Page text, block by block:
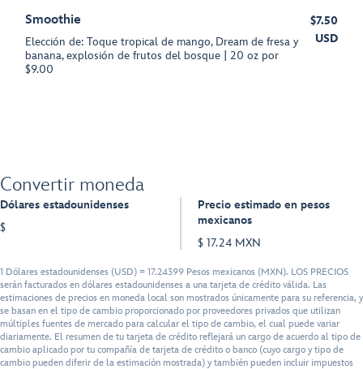
Smoothie
Elección de: Toque tropical de mango, Dream de fresa y
banana, explosión de frutos del bosque | 20 oz por
$9.00
$7.50
USD
Convertir moneda
Dólares estadounidenses
$
Precio estimado en pesos
mexicanos
$ 17.24 MXN
1 Dólares estadounidenses (USD) = 17.24399 Pesos mexicanos (MXN). LOS PRECIOS
serán facturados en dólares estadounidenses a una tarjeta de crédito válida. Las
estimaciones de precios en moneda local son mostrados únicamente para su referencia, y
se basan en el tipo de cambio proporcionado por proveedores privados que utilizan
múltiples fuentes de mercado para calcular el tipo de cambio, el cual puede variar
diariamente. El resumen de tu tarjeta de crédito reflejará un cargo de acuerdo al tipo de
cambio aplicado por tu compañía de tarjeta de crédito o banco (cuyo cargo y tipo de
cambio pueden diferir de la estimación mostrada) y también pueden incluir impuestos